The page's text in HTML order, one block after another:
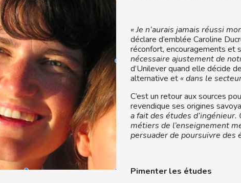
« Je n’aurais jamais réussi
déclare d’emblée Caroline
réconfort, encouragements et
nécessaire ajustement de
d’Unilever quand elle décide
alternative et« dans le
C’est un retour aux sources
revendique ses origines
a fait des études
métiers de l’enseignement
persuader de poursuivre des
Pimenter les études